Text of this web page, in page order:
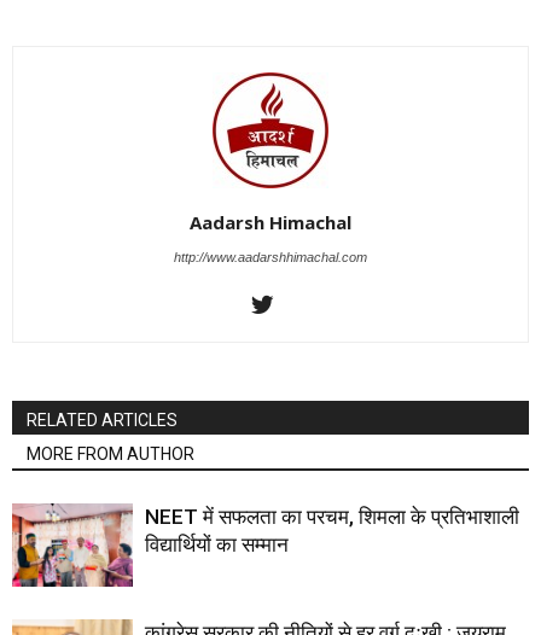
Aadarsh Himachal
http://www.aadarshhimachal.com
RELATED ARTICLES
MORE FROM AUTHOR
NEET में सफलता का परचम, शिमला के प्रतिभाशाली
विद्यार्थियों का सम्मान